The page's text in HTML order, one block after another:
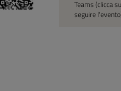
Teams (clicca
seguire